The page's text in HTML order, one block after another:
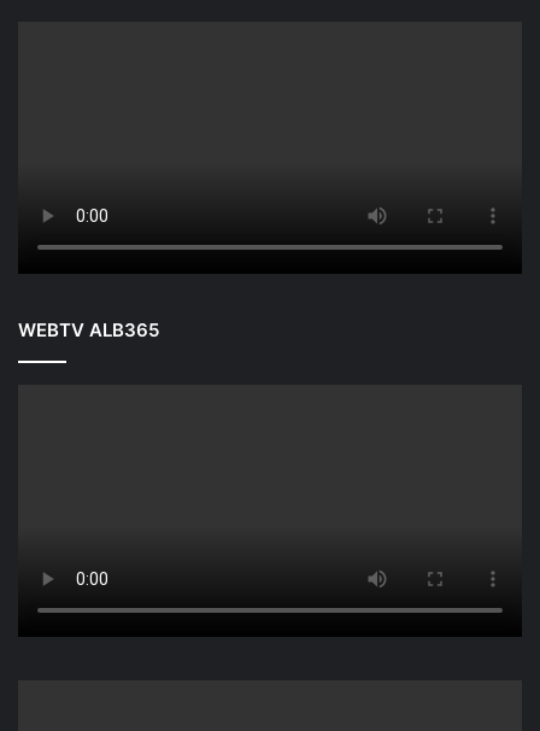
WEBTV ALB365